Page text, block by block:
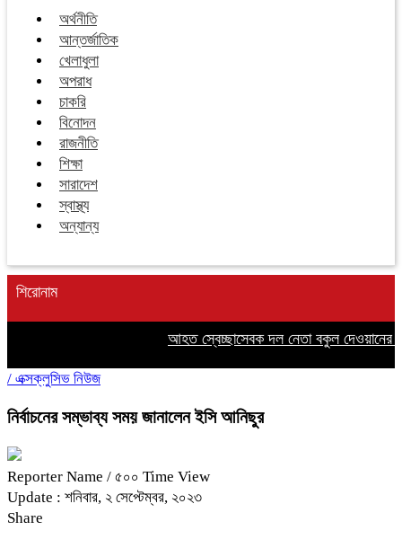
অর্থনীতি
আন্তর্জাতিক
খেলাধুলা
অপরাধ
চাকরি
বিনোদন
রাজনীতি
শিক্ষা
সারাদেশ
স্বাস্থ্য
অন্যান্য
শিরোনাম
আহত স্বেচ্ছাসেবক দল নেতা বকুল দেওয়ানের
/ এক্সক্লুসিভ নিউজ
নির্বাচনের সম্ভাব্য সময় জানালেন ইসি আনিছুর
Reporter Name / ৫০০ Time View
Update : শনিবার, ২ সেপ্টেম্বর, ২০২৩
Share